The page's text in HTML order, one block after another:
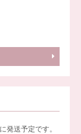
発送予定です。